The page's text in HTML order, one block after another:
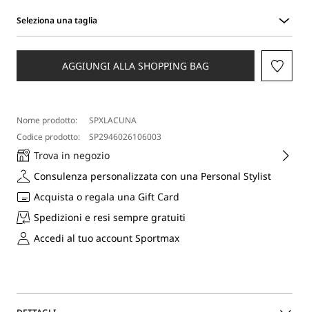
Seleziona una taglia
una
AGGIUNGI ALLA SHOPPING BAG
Nome prodotto:
SPXLACUNA
Codice prodotto:
SP2946026106003
Trova in negozio
Consulenza personalizzata con una Personal Stylist
Acquista o regala una Gift Card
Spedizioni e resi sempre gratuiti
Accedi al tuo account Sportmax